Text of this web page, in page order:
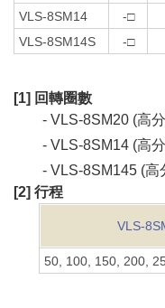
VLS-8SM14
-□
VLS-8SM14S
-□
[1] 回轉圈數
- VLS-8SM20 (高
- VLS-8SM14 (高
- VLS-8SM145 (高
[2] 行程
VLS-
50, 100, 150, 200,